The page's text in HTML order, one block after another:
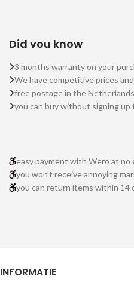
Did you know
3 months warranty on your
We have competitive prices
free postage in the
you can buy without signing
easy payment with Wero at no
you won't receive annoying
you can return items within 14
INFORMATIE